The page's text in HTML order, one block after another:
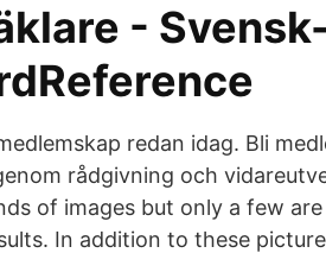
-
redan idag. Bli
rådgivning och
of images but only a few
In addition to these